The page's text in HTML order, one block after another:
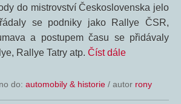
do mistrovství Československa jelo
se podniky jako Rallye ČSR,
a postupem času se přidávaly
Rallye Tatry atp. Číst dále
do: automobily & historie / autor rony